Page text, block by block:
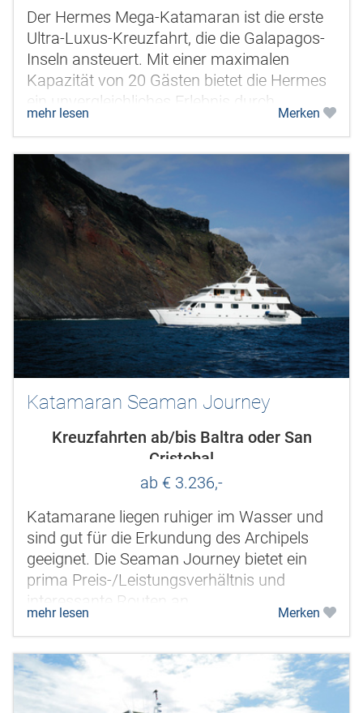
Der Hermes Mega-Katamaran ist die erste
Ultra-Luxus-Kreuzfahrt, die die Galapagos-
Inseln ansteuert. Mit einer maximalen
Kapazität von 20 Gästen bietet die Hermes
ein unvergleichliches Erlebnis durch
Exklusivität, hochwertige Ausstattung...
mehr lesen Merken
Katamaran Seaman Journey
Kreuzfahrten ab/bis Baltra oder San
Cristobal
ab € 3.236,-
Katamarane liegen ruhiger im Wasser und
sind gut für die Erkundung des Archipels
geeignet. Die Seaman Journey bietet ein
prima Preis-/Leistungsverhältnis und
interessante Routen an.
mehr lesen Merken